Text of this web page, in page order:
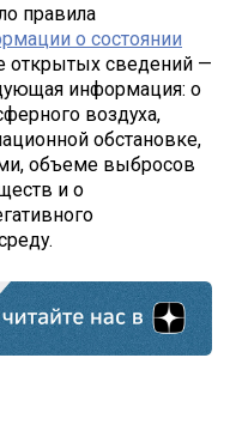
правила
о состоянии
открытых сведений —
информация: о
воздуха,
обстановке,
объеме выбросов
и о